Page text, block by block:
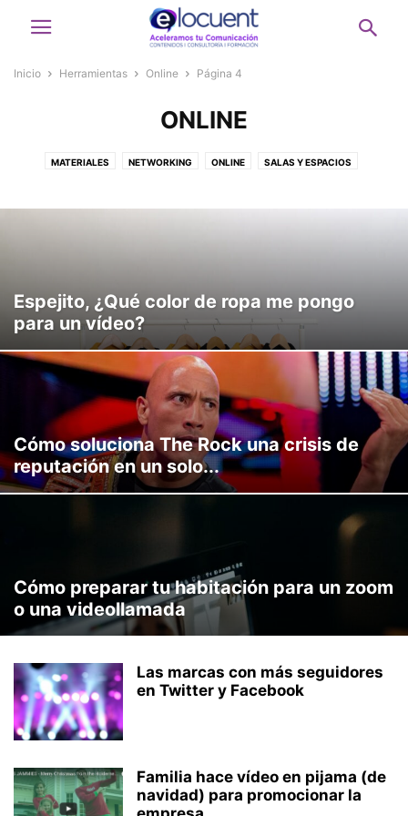
Inicio Herramientas Online Página 4
ONLINE
MATERIALES NETWORKING ONLINE SALAS Y ESPACIOS
Espejito, ¿Qué color de ropa me pongo
para un vídeo?
Cómo soluciona The Rock una crisis de
reputación en un solo...
Cómo preparar tu habitación para un zoom
o una videollamada
Las marcas con más seguidores
en Twitter y Facebook
Familia hace vídeo en pijama (de
navidad) para promocionar la